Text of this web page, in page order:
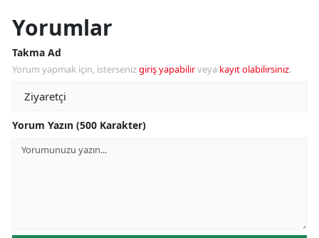
Yorumlar
Takma Ad
Yorum yapmak için, istersenizgiriş yapabilirveya kayıt olabilirsiniz.
Yorum Yazın (500 Karakter)